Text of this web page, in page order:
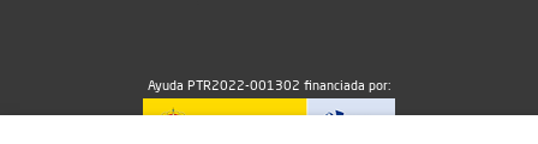
Ayuda PTR2022-001302 financiada por: